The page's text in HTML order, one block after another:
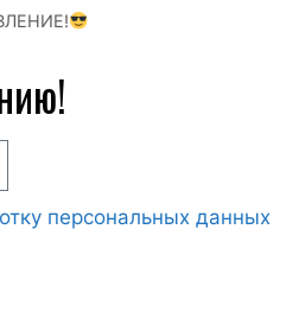
персональных данных